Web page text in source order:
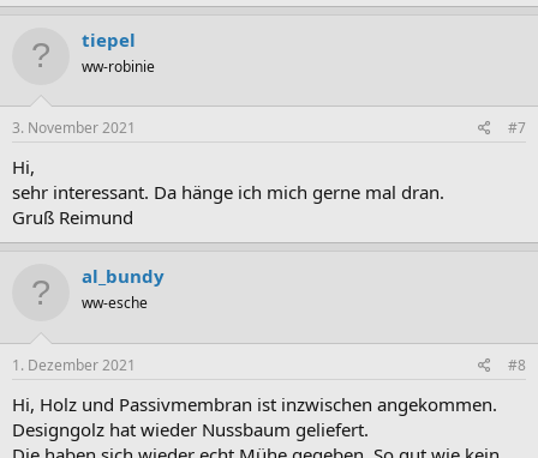
a
t
n
e
tiepel
ww-robinie
3. November 2021 #7
Hi,
sehr interessant. Da hänge ich mich gerne mal dran.
Gruß Reimund
al_bundy
ww-esche
1. Dezember 2021 #8
Hi, Holz und Passivmembran ist inzwischen angekommen.
Designgolz hat wieder Nussbaum geliefert.